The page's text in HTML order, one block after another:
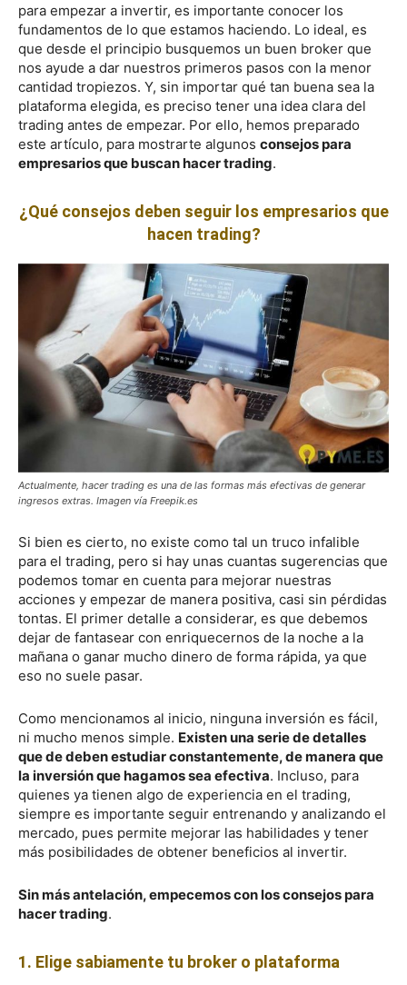
para empezar a invertir, es importante conocer los
fundamentos de lo que estamos haciendo. Lo ideal, es
que desde el principio busquemos un buen broker que
nos ayude a dar nuestros primeros pasos con la menor
cantidad tropiezos. Y, sin importar qué tan buena sea la
plataforma elegida, es preciso tener una idea clara del
trading antes de empezar. Por ello, hemos preparado
este artículo, para mostrarte algunos consejos para
empresarios que buscan hacer trading.
¿Qué consejos deben seguir los empresarios que
hacen trading?
Actualmente, hacer trading es una de las formas más efectivas de generar
ingresos extras. Imagen vía Freepik.es
Si bien es cierto, no existe como tal un truco infalible
para el trading, pero si hay unas cuantas sugerencias que
podemos tomar en cuenta para mejorar nuestras
acciones y empezar de manera positiva, casi sin pérdidas
tontas. El primer detalle a considerar, es que debemos
dejar de fantasear con enriquecernos de la noche a la
mañana o ganar mucho dinero de forma rápida, ya que
eso no suele pasar.
Como mencionamos al inicio, ninguna inversión es fácil,
ni mucho menos simple. Existen una serie de detalles
que de deben estudiar constantemente, de manera que
la inversión que hagamos sea efectiva. Incluso, para
quienes ya tienen algo de experiencia en el trading,
siempre es importante seguir entrenando y analizando el
mercado, pues permite mejorar las habilidades y tener
más posibilidades de obtener beneficios al invertir.
Sin más antelación, empecemos con los consejos para
hacer trading.
1. Elige sabiamente tu broker o plataforma